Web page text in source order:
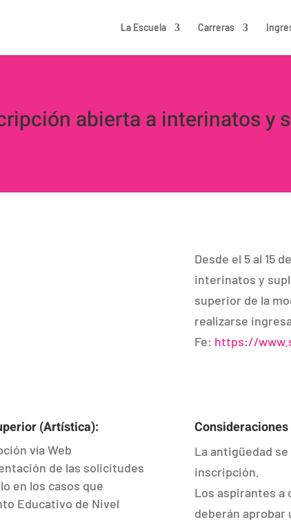
La Escuela Carreras
abierta a interinatos y
Desde el 5 al 15
interinatos y
superior de la
realizarse
Fe: https://
(Artística):
vía Web
de las solicitudes
en los casos que
Educativo de Nivel
La antigüedad
inscripción.
Los aspirantes a
deberán aprobar